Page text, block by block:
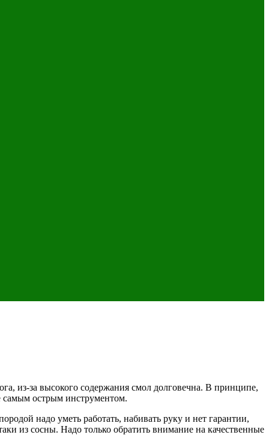
из-за высокого содержания смол долговечна. В принципе,
самым острым инструментом.
надо уметь работать, набивать руку и нет гарантии,
из сосны. Надо только обратить внимание на качественные